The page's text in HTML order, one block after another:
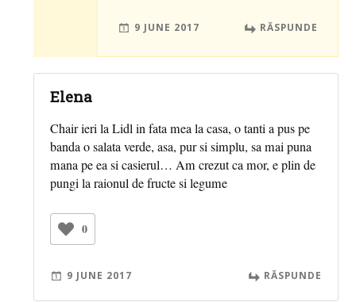
9 JUNE 2017 RĂSPUNDE
Elena
Chair ieri la Lidl in fata mea la casa, o tanti a pus pe
banda o salata verde, asa, pur si simplu, sa mai puna
mana pe ea si casierul… Am crezut ca mor, e plin de
pungi la raionul de fructe si legume
0
9 JUNE 2017 RĂSPUNDE